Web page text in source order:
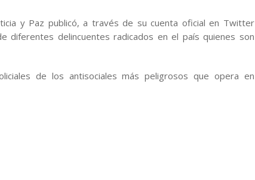
y Paz publicó, a través de su cuenta oficial en Twitter
diferentes delincuentes radicados en el país quienes son
de los antisociales más peligrosos que opera en